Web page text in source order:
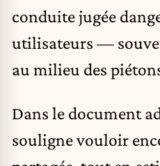
conduite jugée
utilisateurs —
au milieu des
Dans le document
souligne vouloir